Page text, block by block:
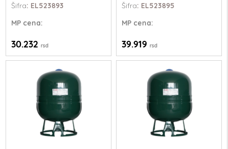
Šifra: EL523893
MP cena:
30.232rsd
Šifra: EL523895
MPcena:
39.919 rsd